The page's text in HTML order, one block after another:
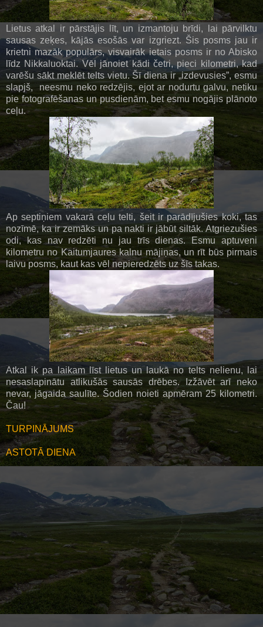
Lietus atkal ir pārstājis līt, un izmantoju brīdi, lai pārvilktu
sausas zeķes, kājās esošās var izgriezt. Šis posms jau ir
krietni mazāk populārs, visvairāk ietais posms ir no Abisko
līdz Nikkaluoktai. Vēl jānoiet kādi četri, pieci kilometri, kad
varēšu sākt meklēt telts vietu. Šī diena ir „izdevusies”, esmu
slapjš, neesmu neko redzējis, ejot ar nodurtu galvu, netiku
pie fotografēšanas un pusdienām, bet esmu nogājis plānoto
ceļu.
Ap septiņiem vakarā ceļu telti, šeit ir parādījušies koki, tas
nozīmē, ka ir zemāks un pa nakti ir jābūt siltāk. Atgriezušies
odi, kas nav redzēti nu jau trīs dienas. Esmu aptuveni
kilometru no Kaitumjaures kalnu mājiņas, un rīt būs pirmais
laivu posms, kaut kas vēl nepieredzēts uz šīs takas.
Atkal ik pa laikam līst lietus un laukā no telts nelienu, lai
nesaslapinātu atlikušās sausās drēbes. Izžāvēt arī neko
nevar, jāgaida saulīte. Šodien noieti apmēram 25 kilometri.
Čau!
TURPINĀJUMS
ASTOTĀ DIENA